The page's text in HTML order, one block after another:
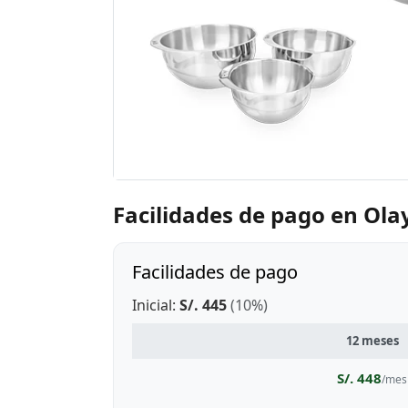
Facilidades de pago en
Facilidades de pago
Inicial: S/. 445(10%)
12 meses
S/. 448/mes